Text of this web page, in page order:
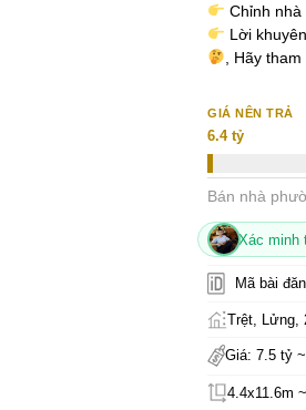
Chỉnh nhà
Lời
, Hãy
GIÁ NÊN TRẢ
6.4 tỷ
Bán nhà
Xác minh
Mã bài
Trệt, Lửng,
Giá: 7.5 tỷ
4.4x11.6m